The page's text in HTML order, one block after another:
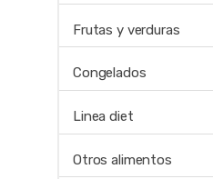
Frutas y verduras
Congelados
Linea diet
Otros alimentos